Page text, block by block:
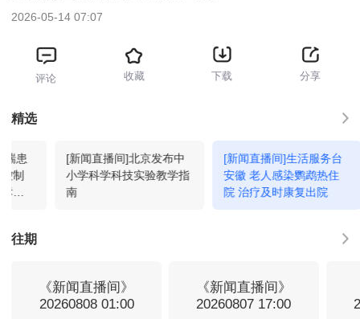
2026-05-14 07:07
评论 收藏 下载 分享
精选
喘患
制
喘
[新闻直播间]北京发布中
小学科学科技实验教学指
南
[新闻直播间]生活服务台
安徽 老人感染鹦鹉热住
院 治疗及时康复出院
往期
《新闻直播间》
20260808 01:00
《新闻直播间》
20260807 17:00
19:00
19:30 高端访谈 回看
回看
新闻直播间